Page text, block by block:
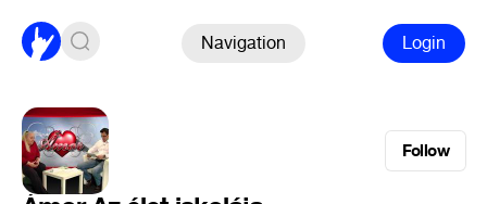
Navigation Login
Follow